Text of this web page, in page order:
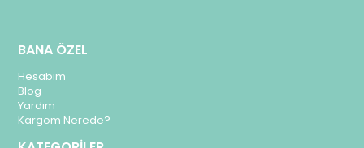
BANA ÖZEL
Hesabım
Blog
Yardım
Kargom Nerede?